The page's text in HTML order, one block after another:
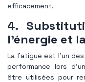
efficacement.
4.
l'énergie et
La fatigue est l’un
performance lors
être utilisées pour